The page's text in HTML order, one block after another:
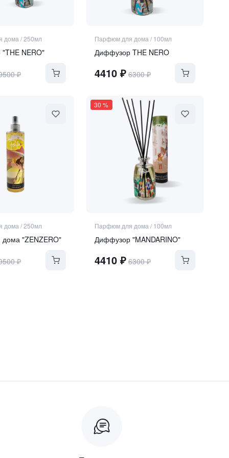
дома /250мл
NERO"
₽
Парфюм для дома / 100мл
Диффузор THE NERO
4410₽ 6300₽
дома /250мл
"ZENZERO"
₽
30 %
Парфюм для дома / 100мл
Диффузор "MANDARINO"
4410₽ 6300₽